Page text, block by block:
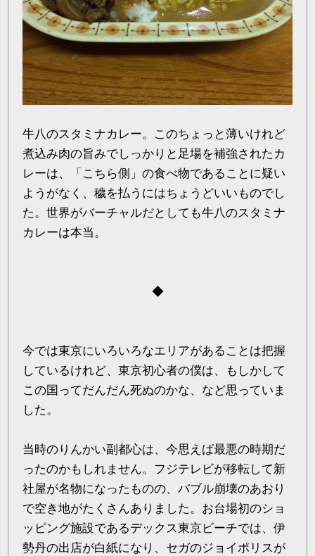
牛八のスタミナカレー。このちょっと薄いけれど
煮込み肉の旨みでしっかりと足場を補強されたカ
レーは、「こちら側」の食べ物であることに疑い
ようがなく、穢を払うにはちょうどいいものでし
た。世界がバーチャルだとしても牛八のスタミナ
カレーは本当。
◆
今では東京にいろいろなエリアがあることは把握
しているけれど、東京初心者の僕は、もしかして
この国ってだんだん死ぬのかな、など思っていま
した。
当時のりんかい副都心は、今思えば最悪の時期だ
ったのかもしれません。フジテレビが移転して新
社屋が名物になったものの、バブル崩壊のあおり
で空き地がたくさんありました。お台場初のショ
ッピング施設であるデックス東京ビーチでは、伊
勢丹の出店が白紙になり、セガのジョイポリスが